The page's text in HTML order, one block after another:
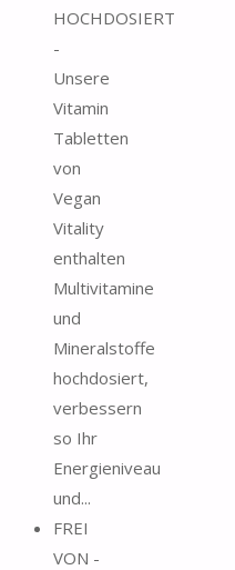
HOCHDOSIERT
-
Unsere
Vitamin
Tabletten
von
Vegan
Vitality
enthalten
Multivitamine
und
Mineralstoffe
hochdosiert,
verbessern
so Ihr
Energieniveau
und...
FREI
VON -